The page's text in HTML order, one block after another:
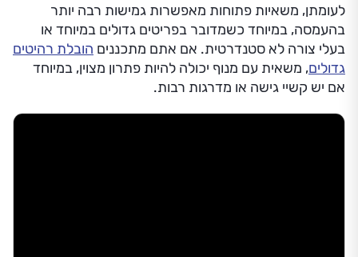
לעומתן, משאיות פתוחות מאפשרות גמישות רבה יותר
בהעמסה, במיוחד כשמדובר בפריטים גדולים במיוחד או
בעלי צורה לא סטנדרטית. אם אתם מתכננים הובלת רהיטים
גדולים, משאית עם מנוף יכולה להיות פתרון מצוין, במיוחד
אם יש קשיי גישה או מדרגות רבות.